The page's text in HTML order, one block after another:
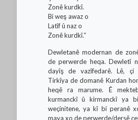
Zonê kurdkî.
Bi weş awaz o
Latîf û naz o
Zonê kurdkî.“
Dewletanê modernan de
de perwerde heqa. Dewletî
dayîş de vazîfedarê. Lê, çi
Tirkîya de domanê Kurdan
heqê ra marume. Ê
kurmanckî û kirmanckî ya
weçinitene, ya kî bi peranê
maya xo de perwerde/dersê